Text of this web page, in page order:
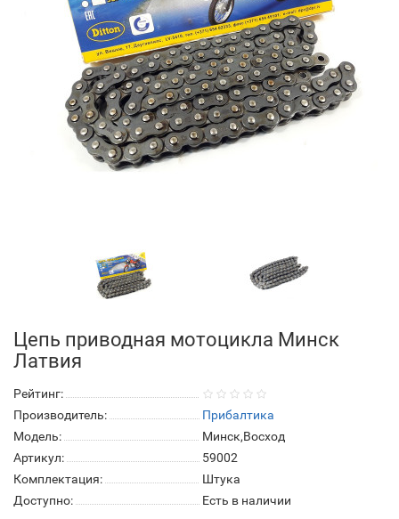
Цепь приводная мотоцикла Минск
Латвия
Рейтинг:
Производитель:
Прибалтика
Модель:
Минск,Восход
Артикул:
59002
Комплектация:
Штука
Доступно:
Есть в наличии